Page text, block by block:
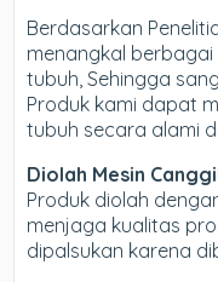
Berdasarkan
menangkal
tubuh, Sehingga
Produk kami dapat
tubuh secara alami
Diolah Mesin
Produk diolah
menjaga kualitas
dipalsukan karena